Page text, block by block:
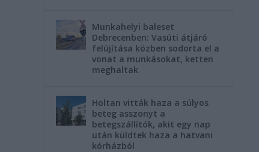
Munkahelyi baleset
Debrecenben: Vasúti átjáró
felújítása közben sodorta el a
vonat a munkásokat, ketten
meghaltak
Holtan vitták haza a súlyos
beteg asszonyt a
betegszállítók, akit egy nap
után küldtek haza a hatvani
kórházból